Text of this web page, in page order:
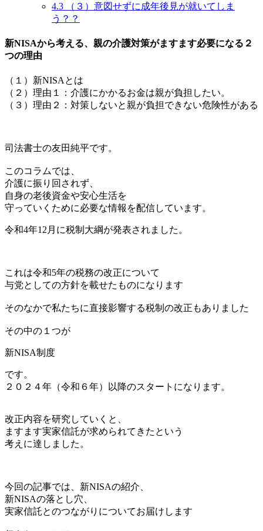
4.3 （３）意図せずに成年後見が就いてしま
う？？
新NISAから考える、親の介護対策がますます必要になる２
つの理由
（１）新NISAとは
（２）理由１：介護にかかるお金は親が負担したい。
（３）理由２：対策しないと親が負担できない危険性がある
司法書士の友田純平です。
このコラムでは、
介護に振り回されず、
自身の老後資金や安心生活を
守っていくために必要な情報を配信しています。
令和4年12月に税制大綱が発表されました。
これは令和5年の税務の改正について
与党としての方針を載せたものになります
そのなかで私たちに直接影響する税制の改正もありました
その中の１つが
新NISA制度
です。
２０２４年（令和６年）以降のスタートになります。
改正内容を研究していくと、
ますます実家信託が求められてきたという
考えに達しました。
今回の記事では、新NISAの紹介、
新NISAの落とし穴、
実家信託とのつながりについてお届けします